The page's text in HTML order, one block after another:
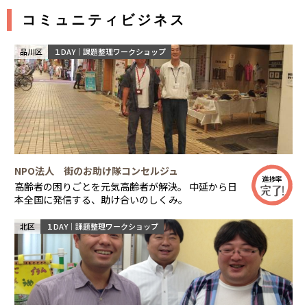
コミュニティビジネス
品川区 １DAY｜課題整理ワークショップ
NPO法人 街のお助け隊コンセルジュ
高齢者の困りごとを元気高齢者が解決。 中延から日
本全国に発信する、助け合いのしくみ。
進捗率
北区 １DAY｜課題整理ワークショップ